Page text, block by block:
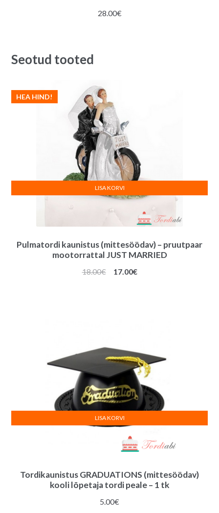
28.00€
Seotud tooted
Pulmatordi kaunistus (mittesöödav) – pruutpaar
mootorrattal JUST MARRIED
HEA HIND!
18.00€
Algne
17.00€Praegune
LISA KORVI
Tordikaunistus GRADUATIONS (mittesöödav)
kooli lõpetaja tordi peale – 1 tk
5.00€
LISA KORVI